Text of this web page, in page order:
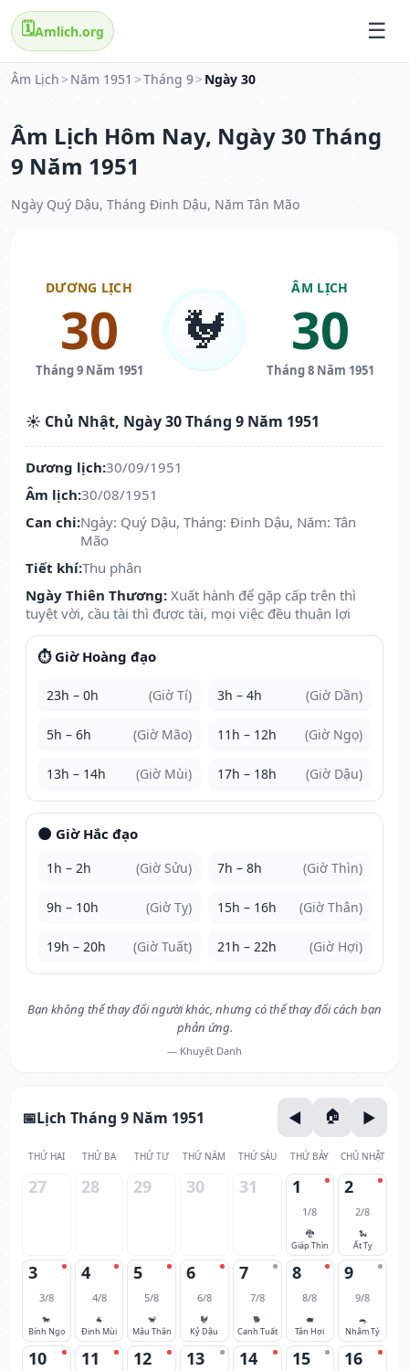
🗓️Amlich.org
Âm Lịch > Năm 1951 >Tháng 9> Ngày 30
Âm Lịch Hôm Nay, Ngày 30 Tháng
9 Năm 1951
Ngày Quý Dậu, Tháng Đinh Dậu, Năm Tân Mão
DƯƠNG LỊCH
30
Tháng 9 Năm 1951
🐓
ÂM LỊCH
30
Tháng 8 Năm 1951
☀️ Chủ Nhật, Ngày 30 Tháng 9 Năm 1951
Dương lịch:30/09/1951
Âm lịch:30/08/1951
Can chi:Ngày: Quý Dậu, Tháng: Đinh Dậu, Năm: Tân
Mão
Tiết khí:Thu phân
Ngày Thiên Thương: Xuất hành để gặp cấp trên thì
tuyệt vời, cầu tài thì được tài, mọi việc đều thuận lợi
⏱️ Giờ Hoàng đạo
23h – 0h (Giờ Tí) 3h – 4h (Giờ Dần)
5h – 6h (Giờ Mão) 11h – 12h (Giờ Ngọ)
13h – 14h (Giờ Mùi) 17h – 18h (Giờ Dậu)
🌑 Giờ Hắc đạo
1h – 2h (Giờ Sửu) 7h – 8h (Giờ Thìn)
9h – 10h (Giờ Tỵ) 15h – 16h (Giờ Thân)
19h – 20h (Giờ Tuất) 21h – 22h (Giờ Hợi)
Bạn không thể thay đổi người khác, nhưng có thể thay đổi cách bạn
phản ứng.
— Khuyết Danh
Lịch Tháng 9 Năm 1951
THỨ HAI THỨ BA THỨ TƯ THỨ NĂM THỨ SÁU THỨ BẢY CHỦ NHẬT
27 28 29 30 31 1
1/8
🐉
Giáp Thìn
2
2/8
🐍
Ất Tỵ
3
3/8
🐎
Bính Ngọ
4
4/8
🐐
Đinh Mùi
5
5/8
🐒
Mậu Thân
6
6/8
🐓
Kỷ Dậu
7
7/8
🐕
Canh Tuất
8
8/8
🐖
Tân Hợi
9
9/8
🐀
Nhâm Tý
10 11 12 13 14 15 16